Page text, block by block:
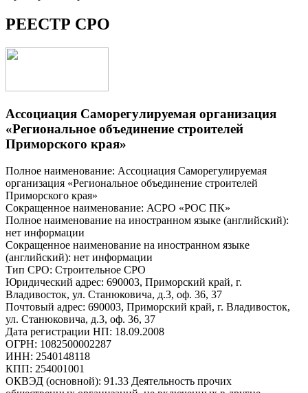
РЕЕСТР СРО
Ассоциация Саморегулируемая организация
«Региональное объединение строителей
Приморского края»
Полное наименование: Ассоциация Саморегулируемая
организация «Региональное объединение строителей
Приморского края»
Сокращенное наименование: АСРО «РОС ПК»
Полное наименование на иностранном языке (английский):
нет информации
Сокращенное наименование на иностранном языке
(английский): нет информации
Тип СРО: Строительное СРО
Юридический адрес: 690003, Приморский край, г.
Владивосток, ул. Станюковича, д.3, оф. 36, 37
Почтовый адрес: 690003, Приморский край, г. Владивосток,
ул. Станюковича, д.3, оф. 36, 37
Дата регистрации НП: 18.09.2008
ОГРН: 1082500002287
ИНН: 2540148118
КПП: 254001001
ОКВЭД (основной): 91.33 Деятельность прочих